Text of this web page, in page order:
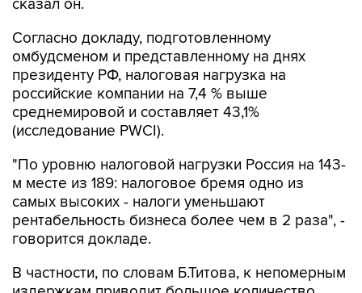
сказал он.
Согласно докладу, подготовленному
омбудсменом и представленному на днях
президенту РФ, налоговая нагрузка на
российские компании на 7,4 % выше
среднемировой и составляет 43,1%
(исследование PWCI).
"По уровню налоговой нагрузки Россия на 143-
м месте из 189: налоговое бремя одно из
самых высоких - налоги уменьшают
рентабельность бизнеса более чем в 2 раза", -
говорится докладе.
В частности, по словам Б.Титова, к непомерным